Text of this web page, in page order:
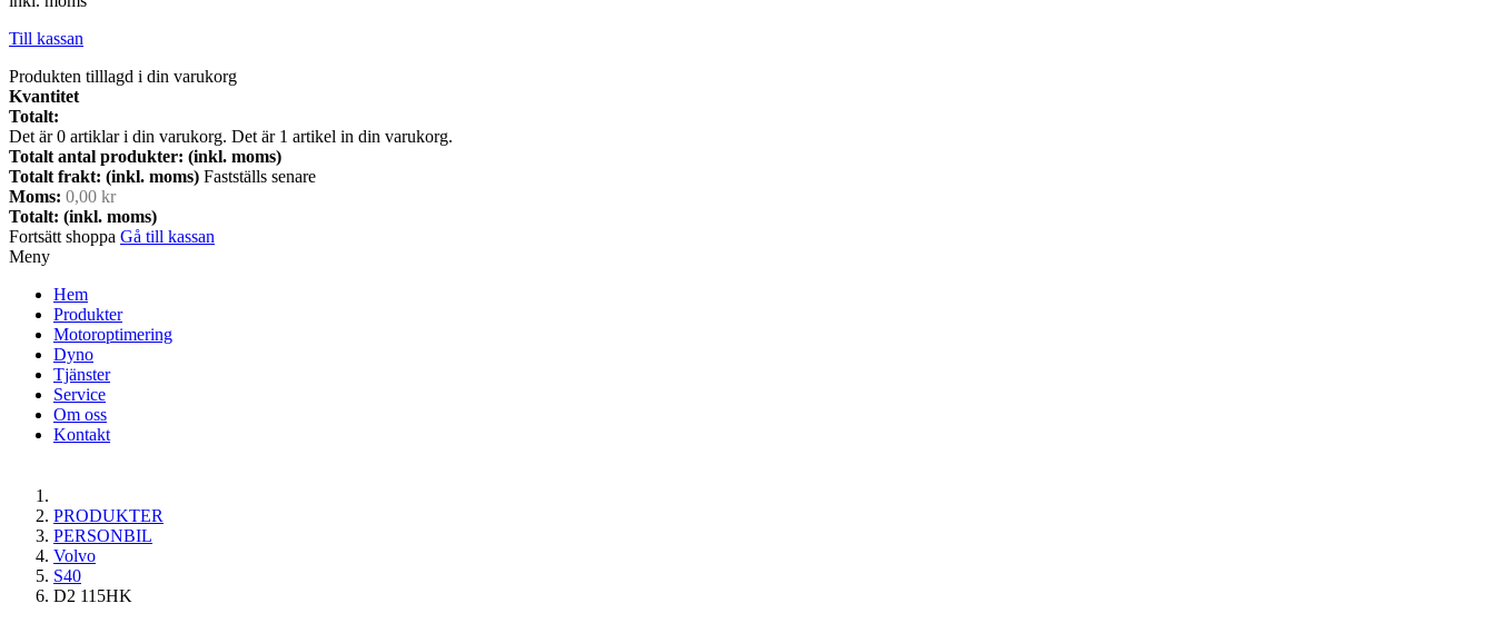
Till kassan
Produkten tilllagd i din varukorg
Kvantitet
Totalt:
Det är0 artiklar i din varukorg. Det är 1 artikel in din varukorg.
Totalt antal produkter: (inkl. moms)
Totalt frakt: (inkl. moms) Fastställs senare
Moms: 0,00 kr
Totalt: (inkl. moms)
Fortsätt shoppa Gå till kassan
Meny
Hem
Produkter
Motoroptimering
Dyno
Tjänster
Service
Om oss
Kontakt
PRODUKTER
PERSONBIL
Volvo
S40
D2 115HK